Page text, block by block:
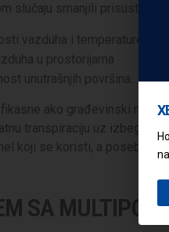
slučaju smanjili prisustvo
vazduha i temperature
u prostorijama
unutrašnjih površina.
ako građevinski
transpiraciju uz
koji se koristi, a posebno
SA MULTIPOR